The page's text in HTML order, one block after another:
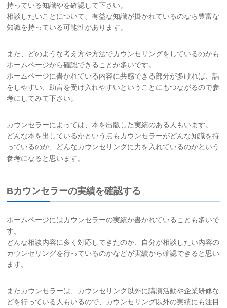
持っている知識やを確認して下さい。
相談したいことについて、有益な知識が掛かれているのなら豊富な
知識を持っている可能性があります。
また、どのような考え方や方法でカウンセリングをしているのかも
ホームページから確認できることが多いです。
ホームページに書かれている内容に共感できる部分が多ければ、話
をしやすい、助言を受け入れやすいということにもつながるので参
考にしてみて下さい。
カウンセラーによっては、本を出版した実績のある人もいます。
どんな本を出しているかという点もカウンセラーがどんな知識を持
っているのか、どんなカウンセリングに力を入れているのかという
参考になると思います。
Bカウンセラーの実績を確認する
ホームページにはカウンセラーの実績が書かれていることも多いで
す。
どんな相談内容に多く対応してきたのか、自分が相談したい内容の
カウンセリングを行っているのかなどが実績から確認できると思い
ます。
またカウンセラーは、カウンセリング以外に講演活動や企業研修な
どを行っている人もいるので、カウンセリング以外の実績にも注目